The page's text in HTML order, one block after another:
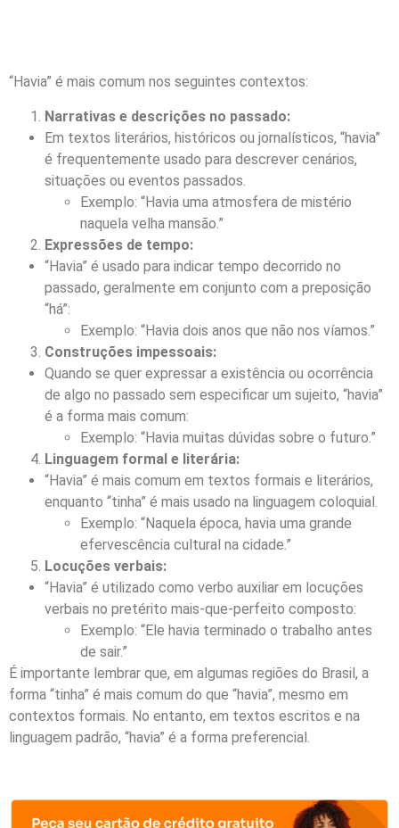
“Havia” é mais comum nos seguintes contextos:
Narrativas e descrições no passado:
Em textos literários, históricos ou jornalísticos, “havia”
é frequentemente usado para descrever cenários,
situações ou eventos passados.
Exemplo: “Havia uma atmosfera de mistério
naquela velha mansão.”
Expressões de tempo:
“Havia” é usado para indicar tempo decorrido no
passado, geralmente em conjunto com a preposição
“há”:
Exemplo: “Havia dois anos que não nos víamos.”
Construções impessoais:
Quando se quer expressar a existência ou ocorrência
de algo no passado sem especificar um sujeito, “havia”
é a forma mais comum:
Exemplo: “Havia muitas dúvidas sobre o futuro.”
Linguagem formal e literária:
“Havia” é mais comum em textos formais e literários,
enquanto “tinha” é mais usado na linguagem coloquial.
Exemplo: “Naquela época, havia uma grande
efervescência cultural na cidade.”
Locuções verbais:
“Havia” é utilizado como verbo auxiliar em locuções
verbais no pretérito mais-que-perfeito composto:
Exemplo: “Ele havia terminado o trabalho antes
de sair.”
É importante lembrar que, em algumas regiões do Brasil, a
forma “tinha” é mais comum do que “havia”, mesmo em
contextos formais. No entanto, em textos escritos e na
linguagem padrão, “havia” é a forma preferencial.